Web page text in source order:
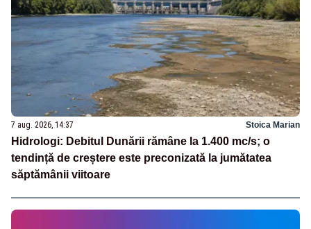
7 aug. 2026, 14:37 Stoica Marian
Hidrologi: Debitul Dunării rămâne la 1.400 mc/s; o
tendință de creștere este preconizată la jumătatea
săptămânii viitoare